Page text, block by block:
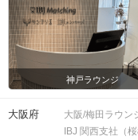
神戸ラウンジ
大阪府 大阪/梅田ラウン
IBJ 関西支社（